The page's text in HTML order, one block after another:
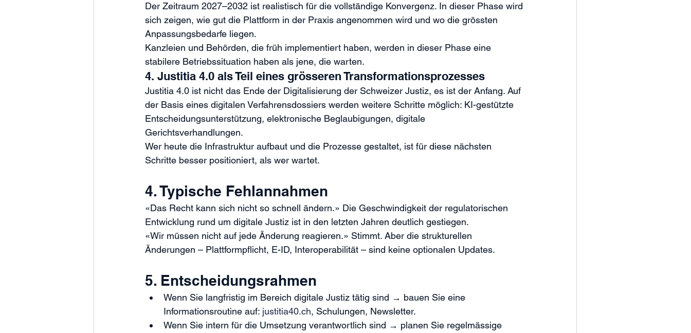
Der Zeitraum 2027–2032 ist realistisch für die vollständige Konvergenz. In dieser Phase wird
sich zeigen, wie gut die Plattform in der Praxis angenommen wird und wo die grössten
Anpassungsbedarfe liegen.
Kanzleien und Behörden, die früh implementiert haben, werden in dieser Phase eine
stabilere Betriebssituation haben als jene, die warten.
4. Justitia 4.0 als Teil eines grösseren Transformationsprozesses
Justitia 4.0 ist nicht das Ende der Digitalisierung der Schweizer Justiz, es ist der Anfang. Auf
der Basis eines digitalen Verfahrensdossiers werden weitere Schritte möglich: KI-gestützte
Entscheidungsunterstützung, elektronische Beglaubigungen, digitale
Gerichtsverhandlungen.
Wer heute die Infrastruktur aufbaut und die Prozesse gestaltet, ist für diese nächsten
Schritte besser positioniert, als wer wartet.
4. Typische Fehlannahmen
«Das Recht kann sich nicht so schnell ändern.» Die Geschwindigkeit der regulatorischen
Entwicklung rund um digitale Justiz ist in den letzten Jahren deutlich gestiegen.
«Wir müssen nicht auf jede Änderung reagieren.» Stimmt. Aber die strukturellen
Änderungen – Plattformpflicht, E-ID, Interoperabilität – sind keine optionalen Updates.
5. Entscheidungsrahmen
Wenn Sie langfristig im Bereich digitale Justiz tätig sind → bauen Sie eine
Informationsroutine auf: justitia40.ch, Schulungen, Newsletter.
Wenn Sie intern für die Umsetzung verantwortlich sind → planen Sie regelmässige